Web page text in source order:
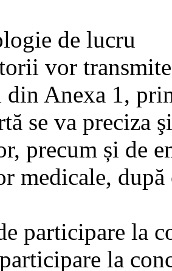
de lucru
vor
Anexa 1,
se va preciza
precum și de
medicale, după
participare la
la